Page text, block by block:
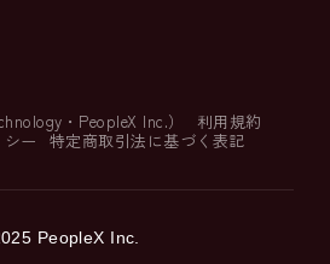
・ PeopleX Inc.）
利用規約
ー
特定商取引法に基づく表記
PeopleX Inc.